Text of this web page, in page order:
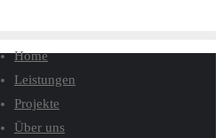
Home
Leistungen
Projekte
Über uns